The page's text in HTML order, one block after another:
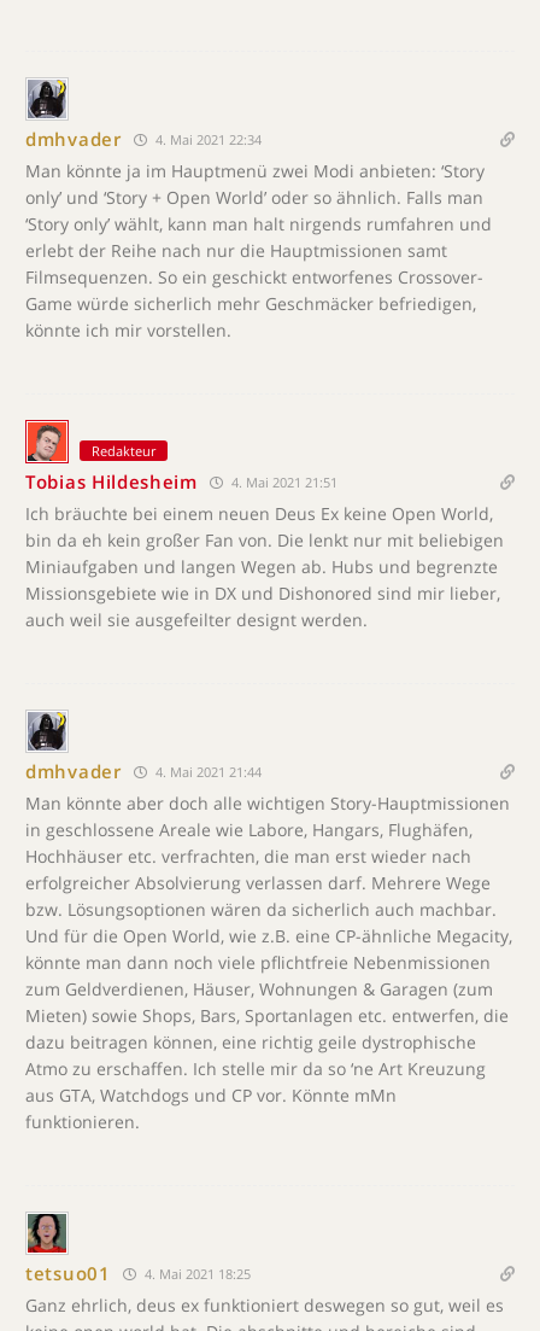
dmhvader 4. Mai 2021 22:34
Man könnte ja im Hauptmenü zwei Modi anbieten: ‘Story
only’ und ‘Story + Open World’ oder so ähnlich. Falls man
‘Story only’ wählt, kann man halt nirgends rumfahren und
erlebt der Reihe nach nur die Hauptmissionen samt
Filmsequenzen. So ein geschickt entworfenes Crossover-
Game würde sicherlich mehr Geschmäcker befriedigen,
könnte ich mir vorstellen.
Redakteur
Tobias Hildesheim 4. Mai 2021 21:51
Ich bräuchte bei einem neuen Deus Ex keine Open World,
bin da eh kein großer Fan von. Die lenkt nur mit beliebigen
Miniaufgaben und langen Wegen ab. Hubs und begrenzte
Missionsgebiete wie in DX und Dishonored sind mir lieber,
auch weil sie ausgefeilter designt werden.
dmhvader 4. Mai 2021 21:44
Man könnte aber doch alle wichtigen Story-Hauptmissionen
in geschlossene Areale wie Labore, Hangars, Flughäfen,
Hochhäuser etc. verfrachten, die man erst wieder nach
erfolgreicher Absolvierung verlassen darf. Mehrere Wege
bzw. Lösungsoptionen wären da sicherlich auch machbar.
Und für die Open World, wie z.B. eine CP-ähnliche Megacity,
könnte man dann noch viele pflichtfreie Nebenmissionen
zum Geldverdienen, Häuser, Wohnungen & Garagen (zum
Mieten) sowie Shops, Bars, Sportanlagen etc. entwerfen, die
dazu beitragen können, eine richtig geile dystrophische
Atmo zu erschaffen. Ich stelle mir da so ‘ne Art Kreuzung
aus GTA, Watchdogs und CP vor. Könnte mMn
funktionieren.
tetsuo01 4. Mai 2021 18:25
Ganz ehrlich, deus ex funktioniert deswegen so gut, weil es